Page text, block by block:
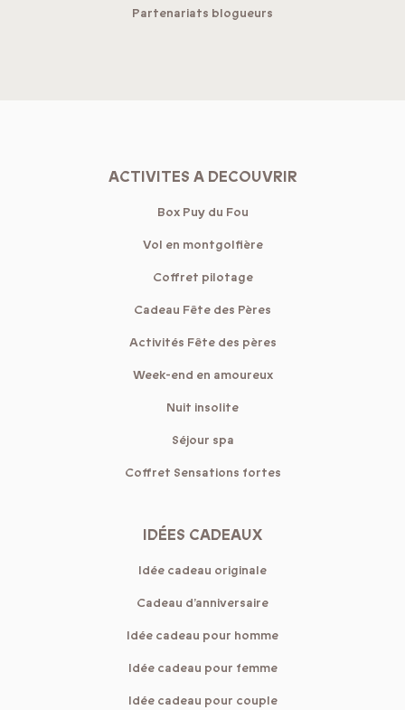
Partenariats blogueurs
ACTIVITES A DECOUVRIR
Box Puy du Fou
Vol en montgolfière
Coffret pilotage
Cadeau Fête des Pères
Activités Fête des pères
Week-end en amoureux
Nuit insolite
Séjour spa
Coffret Sensations fortes
IDÉES CADEAUX
Idée cadeau originale
Cadeau d’anniversaire
Idée cadeau pour homme
Idée cadeau pour femme
Idée cadeau pour couple